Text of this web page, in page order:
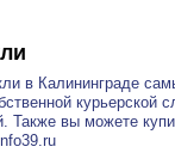
в Калининграде
курьерской
Также вы можете